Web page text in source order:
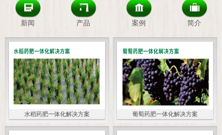
新闻 产品 案例 简介
水稻药肥一体化解决方案 葡萄药肥一体化解决方案